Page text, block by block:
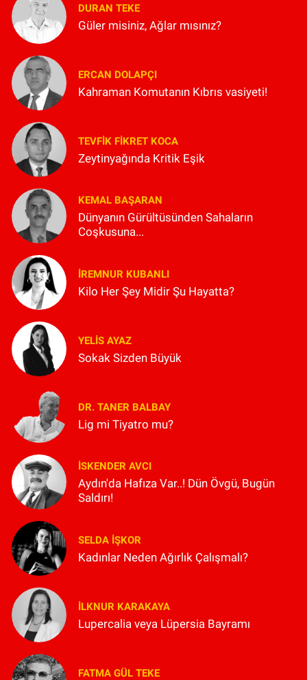
DURAN TEKE
Güler misiniz, Ağlar mısınız?
ERCAN DOLAPÇI
Kahraman Komutanın Kıbrıs vasiyeti!
TEVFIK FIKRET KOCA
Zeytinyağında Kritik Eşik
KEMAL BAŞARAN
Dünyanın Gürültüsünden Sahaların
Coşkusuna...
İREMNUR KUBANLI
Kilo Her Şey Midir Şu Hayatta?
YELIS AYAZ
Sokak Sizden Büyük
DR. TANER BALBAY
Lig mi Tiyatro mu?
İSKENDER AVCI
Aydın'da Hafıza Var..! Dün Övgü, Bugün
Saldırı!
SELDA İŞKOR
Kadınlar Neden Ağırlık Çalışmalı?
İLKNUR KARAKAYA
Lupercalia veya Lüpersia Bayramı
FATMA GÜL TEKE